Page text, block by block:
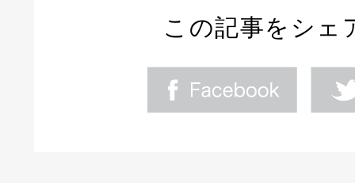
この記事をシェ